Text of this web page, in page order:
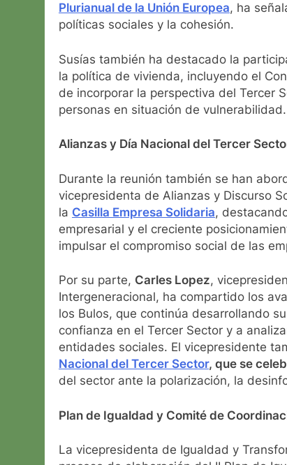
Plurianual de la Unión Europea, ha
políticas sociales y la cohesión.
Susías también ha destacado la
la política de vivienda, incluyendo el
de incorporar la perspectiva del Tercer
personas en situación de vulnerabilidad.
Alianzas y Día Nacional del Tercer
Durante la reunión también se han
vicepresidenta de Alianzas y Discurso
la Casilla Empresa Solidaria,
empresarial y el creciente
impulsar el compromiso social de las
Por su parte, Carles Lopez,
Intergeneracional, ha compartido los
los Bulos, que continúa desarrollando
confianza en el Tercer Sector y a
entidades sociales. El vicepresidente
Nacional del Tercer Sector, que se
del sector ante la polarización, la
Plan de Igualdad y Comité de
La vicepresidenta de Igualdad y